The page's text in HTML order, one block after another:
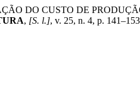
DO CUSTO DE
, [S. l.], v. 25, n. 4, p.